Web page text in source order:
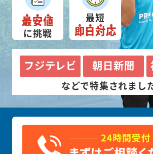
最安値
に挑戦
最短
即日対応
フジテレビ 朝日新聞
などで特集されまし